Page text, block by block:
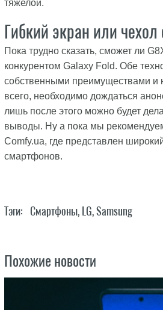
тяжелой.
Гибкий экран или
Пока трудно сказать, сможет ли
конкурентом Galaxy Fold. Обе
собственными преимуществами и
всего, необходимо дождаться
лишь после этого можно будет
выводы. Ну а пока мы
Comfy.ua, где представлен
смартфонов.
Тэги: Смартфоны, LG,Samsung
Похожие новости